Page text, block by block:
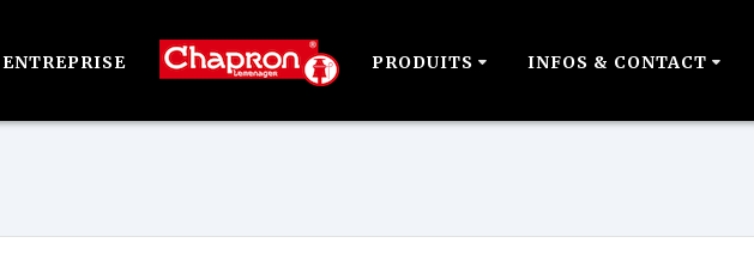
ENTREPRISE PRODUITS INFOS & CONTACT